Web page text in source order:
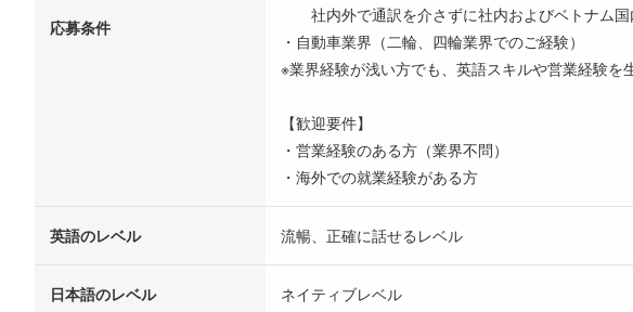
応募条件
社内外で通訳を介さずに社内およびベトナム国
・自動車業界（二輪、四輪業界でのご経験）
※業界経験が浅い方でも、英語スキルや営業経験
【歓迎要件】
・営業経験のある方（業界不問）
・海外での就業経験がある方
英語のレベル 流暢、正確に話せるレベル
日本語のレベル ネイティブレベル